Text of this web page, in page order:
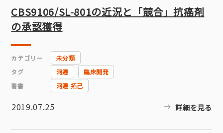
CBS9106/SL-801の近況と「競合」抗癌剤
の承認獲得
カテゴリー
未分類
タグ
河邊
臨床開発
著書
河邊 拓己
2019.07.25 詳細を見る